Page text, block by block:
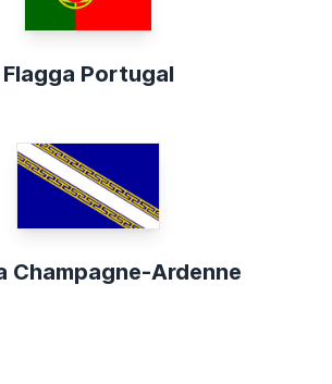
Flagga Portugal
Champagne-Ardenne